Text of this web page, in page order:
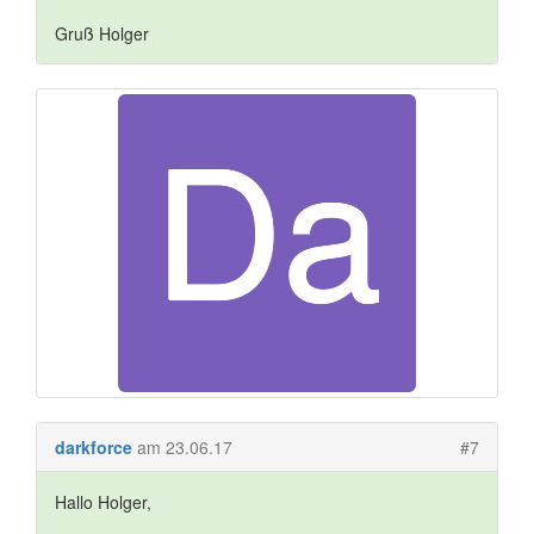
Gruß Holger
darkforce am 23.06.17 #7
Hallo Holger,